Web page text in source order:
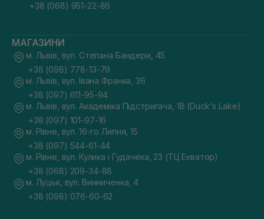
+38 (068) 951-22-86
МАГАЗИНИ
м. Львів, вул. Степана Бандери, 45
+38 (098) 778-13-79
м. Львів, вул. Івана Франка, 36
+38 (097) 611-95-94
м. Львів, вул. Академіка Підстригача, 1В (Duck's Lake)
+38 (097) 101-97-16
м. Рівне, вул. 16-го Липня, 15
+38 (097) 544-61-44
м. Рівне, вул. Кулика і Гудачека, 23 (ТЦ Екватор)
+38 (068) 209-34-88
м. Луцьк, вул. Винниченка, 4
+38 (098) 076-60-62